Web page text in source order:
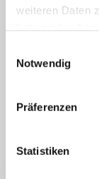
weiteren Daten
Notwendig
Präferenzen
Statistiken